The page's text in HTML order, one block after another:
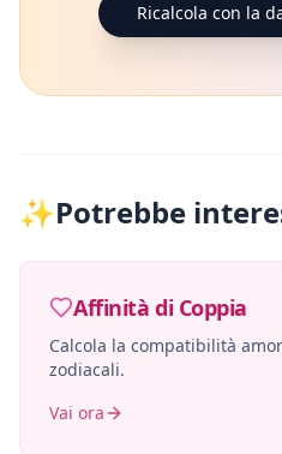
Ricalcola con la
✨Potrebbe
Affinità di Coppia
Calcola la compatibilità
zodiacali.
Vai ora